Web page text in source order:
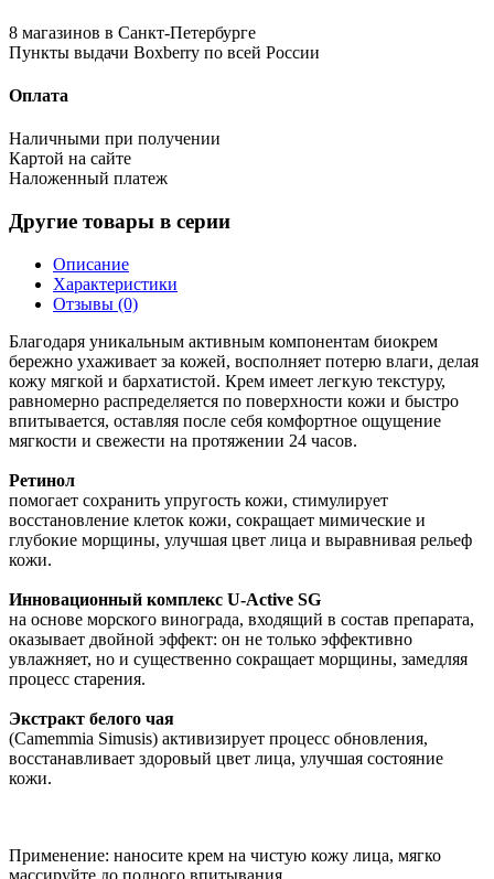
8 магазинов в Санкт-Петербурге
Пункты выдачи Boxberry по всей России
Оплата
Наличными при получении
Картой на сайте
Наложенный платеж
Другие товары в серии
Описание
Характеристики
Отзывы (0)
Благодаря уникальным активным компонентам биокрем
бережно ухаживает за кожей, восполняет потерю влаги, делая
кожу мягкой и бархатистой. Крем имеет легкую текстуру,
равномерно распределяется по поверхности кожи и быстро
впитывается, оставляя после себя комфортное ощущение
мягкости и свежести на протяжении 24 часов.
Ретинол
помогает сохранить упругость кожи, стимулирует
восстановление клеток кожи, сокращает мимические и
глубокие морщины, улучшая цвет лица и выравнивая рельеф
кожи.
Инновационный комплекс U-Active SG
на основе морского винограда, входящий в состав препарата,
оказывает двойной эффект: он не только эффективно
увлажняет, но и существенно сокращает морщины, замедляя
процесс старения.
Экстракт белого чая
(Camemmia Simusis) активизирует процесс обновления,
восстанавливает здоровый цвет лица, улучшая состояние
кожи.
Применение: наносите крем на чистую кожу лица, мягко
массируйте до полного впитывания